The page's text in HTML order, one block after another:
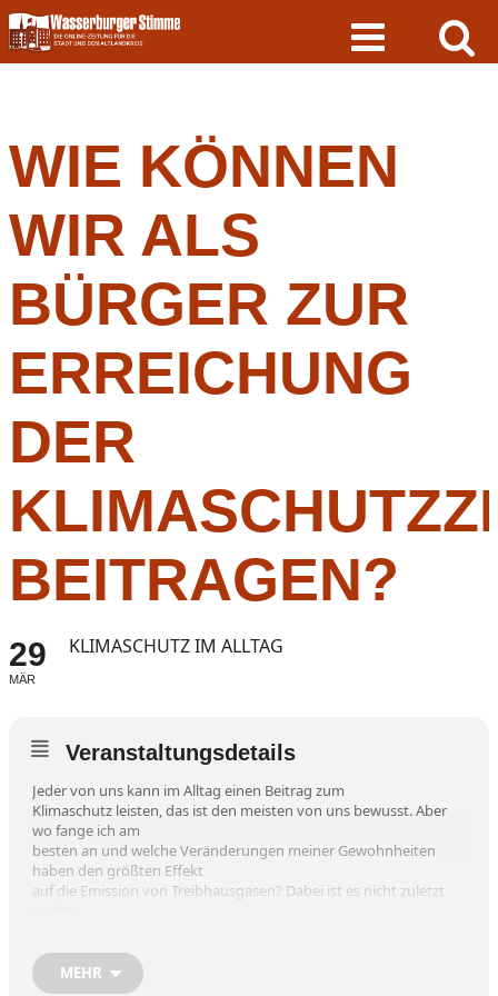
Skip
to
content
WIE KÖNNEN
WIR ALS
BÜRGER ZUR
ERREICHUNG
DER
BEITRAGEN?
29
MÄR
KLIMASCHUTZ IM ALLTAG
Veranstaltungsdetails
Jeder von uns kann im Alltag einen Beitrag zum
Klimaschutz leisten, das ist den meisten von uns bewusst. Aber
wo fange ich am
besten an und welche Veränderungen meiner Gewohnheiten
haben den größten Effekt
auf die Emission von Treibhausgasen? Dabei ist es nicht zuletzt
umsetzbar ist. Dr.
Isabel Bücker vom Institut für nachhaltige Energieversorgung aus
Rosenheim
MEHR